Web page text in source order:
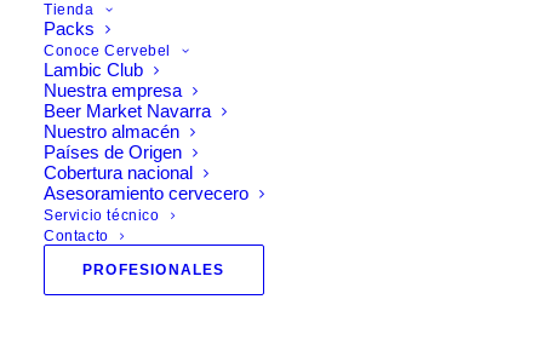
Tienda
Packs
Conoce Cervebel
Lambic Club
Nuestra empresa
Beer Market Navarra
Nuestro almacén
Países de Origen
Cobertura nacional
Asesoramiento cervecero
Servicio técnico
Contacto
PROFESIONALES
Nada Encontrado
Parece que no podemos encontrar lo que estamos
buscando. Tal vez la búsqueda puede ayudar.